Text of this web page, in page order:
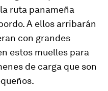
ruta panameña
A ellos arribarán
con grandes
estos muelles para
de carga que son